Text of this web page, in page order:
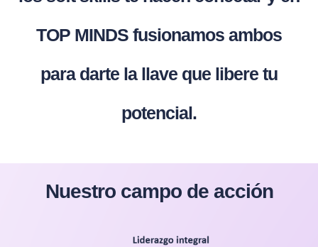
TOP MINDS fusionamos ambos
para darte la llave que libere tu
potencial.
Nuestro campo de acción